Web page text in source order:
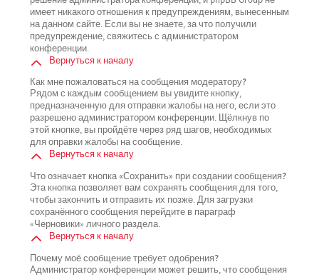
имеет никакого отношения к предупреждениям, вынесенным
на данном сайте. Если вы не знаете, за что получили
предупреждение, свяжитесь с администратором
конференции.
Вернуться к началу
Как мне пожаловаться на сообщения модератору?
Рядом с каждым сообщением вы увидите кнопку,
предназначенную для отправки жалобы на него, если это
разрешено администратором конференции. Щёлкнув по
этой кнопке, вы пройдёте через ряд шагов, необходимых
для оправки жалобы на сообщение.
Вернуться к началу
Что означает кнопка «Сохранить» при создании сообщения?
Эта кнопка позволяет вам сохранять сообщения для того,
чтобы закончить и отправить их позже. Для загрузки
сохранённого сообщения перейдите в параграф
«Черновики» личного раздела.
Вернуться к началу
Почему моё сообщение требует одобрения?
Администратор конференции может решить, что сообщения